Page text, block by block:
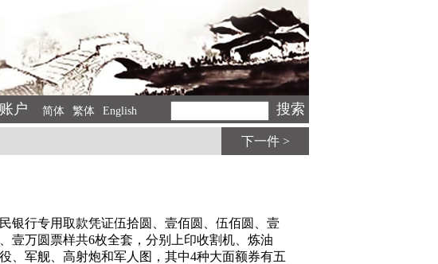
户 简体 繁体 English
下一件 >
银行专用取款凭证伍拾圆、壹佰圆、伍佰圆、壹
壹万圆票样共6枚全套，分别上印收割机、炼油
、军舰、高射炮和军人图，其中4种大面额券有五